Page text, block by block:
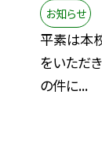
お知らせ
平素は本
をいただ
の件に...